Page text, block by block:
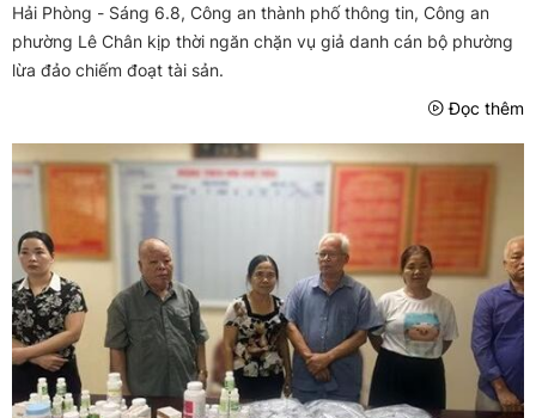
Hải Phòng - Sáng 6.8, Công an thành phố thông tin, Công an
phường Lê Chân kịp thời ngăn chặn vụ giả danh cán bộ phường
lừa đảo chiếm đoạt tài sản.
Đọc thêm